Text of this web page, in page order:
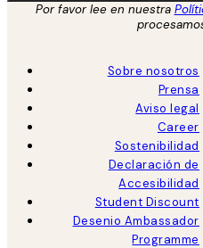
Por favor lee en nuestra
Sobre nosotros
Prensa
Aviso legal
Career
Sostenibilidad
Declaración de
Accesibilidad
Student Discount
Desenio Ambassador
Programme